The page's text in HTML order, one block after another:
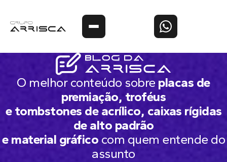
O melhor conteúdo sobre placas de
premiação, troféus
e tombstones de acrílico, caixas rígidas
de alto padrão
e material gráfico com quem entende do
assunto